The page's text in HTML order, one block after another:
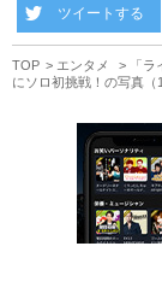
ツイートする
TOP エンタメ
「
にソロ初挑戦！の写真（1